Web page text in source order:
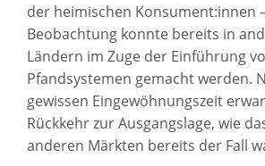
der heimischen Konsument:innen
Beobachtung konnte bereits in
Ländern im Zuge der Einführung
Pfandsystemen gemacht werden.
gewissen Eingewöhnungszeit
Rückkehr zur Ausgangslage, wie
anderen Märkten bereits der Fall